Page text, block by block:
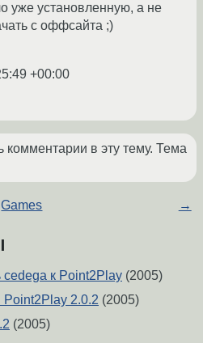
уже установленную, а не
с оффсайта ;)
+00:00
в эту тему. Тема
Games →
cedega к Point2Play (2005)
Point2Play 2.0.2 (2005)
(2005)